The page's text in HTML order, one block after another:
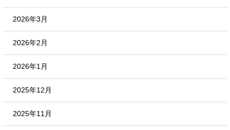
2026年3月
2026年2月
2026年1月
2025年12月
2025年11月